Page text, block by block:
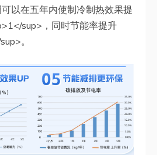
以在五年内使制冷制热效果提
sup>，同时节能率提升
。